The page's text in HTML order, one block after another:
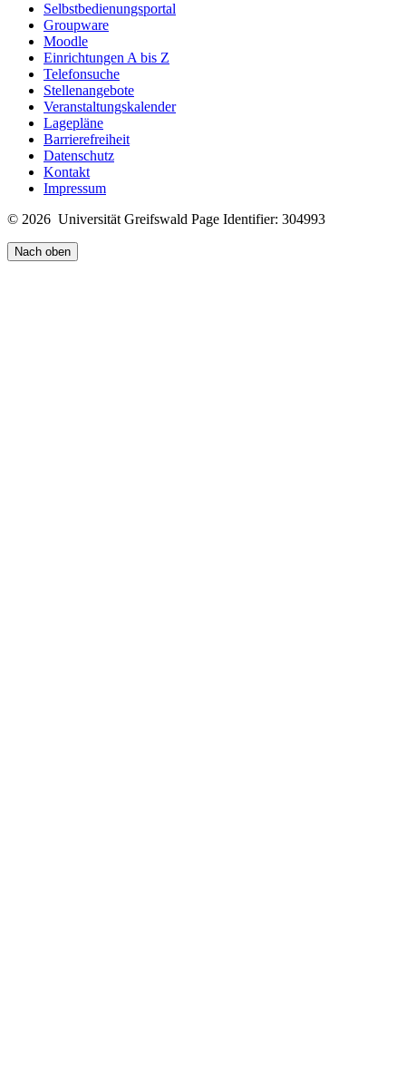
Selbstbedienungsportal
Groupware
Moodle
Einrichtungen A bis Z
Telefonsuche
Stellenangebote
Veranstaltungskalender
Lagepläne
Barrierefreiheit
Datenschutz
Kontakt
Impressum
© 2026 Universität Greifswald Page Identifier: 304993
Nach oben